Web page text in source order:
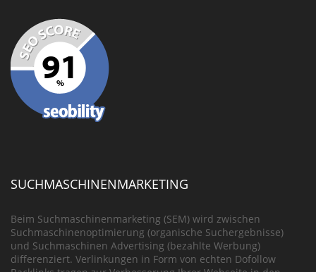
SUCHMASCHINENMARKETING
Beim Suchmaschinenmarketing (SEM) wird zwischen
Suchmaschinenoptimierung (organische Suchergebnisse)
und Suchmaschinen Advertising (bezahlte Werbung)
differenziert. Verlinkungen in Form von echten Dofollow